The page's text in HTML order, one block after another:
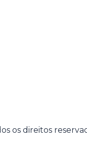
os direitos